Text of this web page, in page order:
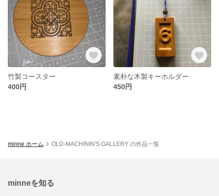
竹製コースター
400円
素朴な木製キーホルダー
450円
minne ホーム OLD-MACHININ'S GALLERY の作品一覧
minneを知る